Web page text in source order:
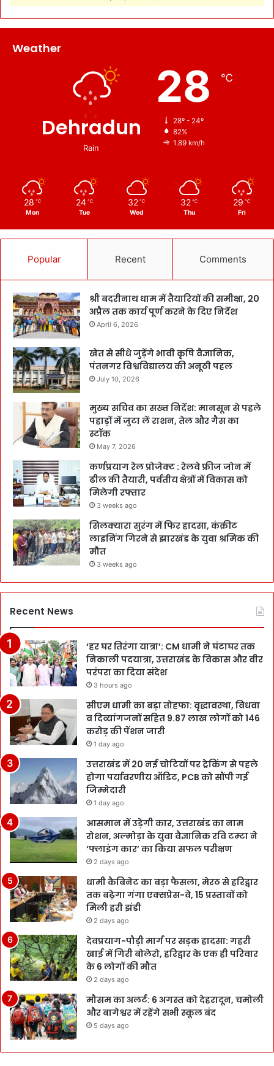
Weather
Dehradun
Rain
28 ℃
28º - 24º
82%
1.89 km/h
28 ℃
Mon
24 ℃
Tue
32 ℃
Wed
32 ℃
Thu
29 ℃
Fri
Popular Recent Comments
श्री बदरीनाथ धाम में तैयारियों की समीक्षा, 20
अप्रैल तक कार्य पूर्ण करने के दिए निर्देश
April 6, 2026
खेत से सीधे जुड़ेंगे भावी कृषि वैज्ञानिक,
पंतनगर विश्वविद्यालय की अनूठी पहल
July 10, 2026
मुख्य सचिव का सख्त निर्देश: मानसून से पहले
पहाड़ों में जुटा लें राशन, तेल और गैस का
स्टॉक
May 7, 2026
कर्णप्रयाग रेल प्रोजेक्ट : रेलवे फ्रीज जोन में
ढील की तैयारी, पर्वतीय क्षेत्रों में विकास को
मिलेगी रफ्तार
3 weeks ago
सिलक्यारा सुरंग में फिर हादसा, कंक्रीट
लाइनिंग गिरने से झारखंड के युवा श्रमिक की
मौत
3 weeks ago
Recent News
‘हर घर तिरंगा यात्रा’: CM धामी ने घंटाघर तक
निकाली पदयात्रा, उत्तराखंड के विकास और वीर
परंपरा का दिया संदेश
3 hours ago
सीएम धामी का बड़ा तोहफा: वृद्धावस्था, विधवा
व दिव्यांगजनों सहित 9.87 लाख लोगों को 146
करोड़ की पेंशन जारी
1 day ago
उत्तराखंड में 20 नई चोटियों पर ट्रेकिंग से पहले
होगा पर्यावरणीय ऑडिट, PCB को सौंपी गई
जिम्मेदारी
1 day ago
आसमान में उड़ेगी कार, उत्तराखंड का नाम
रोशन, अल्मोड़ा के युवा वैज्ञानिक रवि टम्टा ने
‘फ्लाइंग कार’ का किया सफल परीक्षण
2 days ago
धामी कैबिनेट का बड़ा फैसला, मेरठ से हरिद्वार
तक बढ़ेगा गंगा एक्सप्रेस-वे, 15 प्रस्तावों को
मिली हरी झंडी
2 days ago
देवप्रयाग-पौड़ी मार्ग पर सड़क हादसा: गहरी
खाई में गिरी बोलेरो, हरिद्वार के एक ही परिवार
के 6 लोगों की मौत
2 days ago
मौसम का अलर्ट: 6 अगस्त को देहरादून, चमोली
और बागेश्वर में रहेंगे सभी स्कूल बंद
5 days ago